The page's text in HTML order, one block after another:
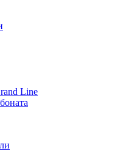
Line